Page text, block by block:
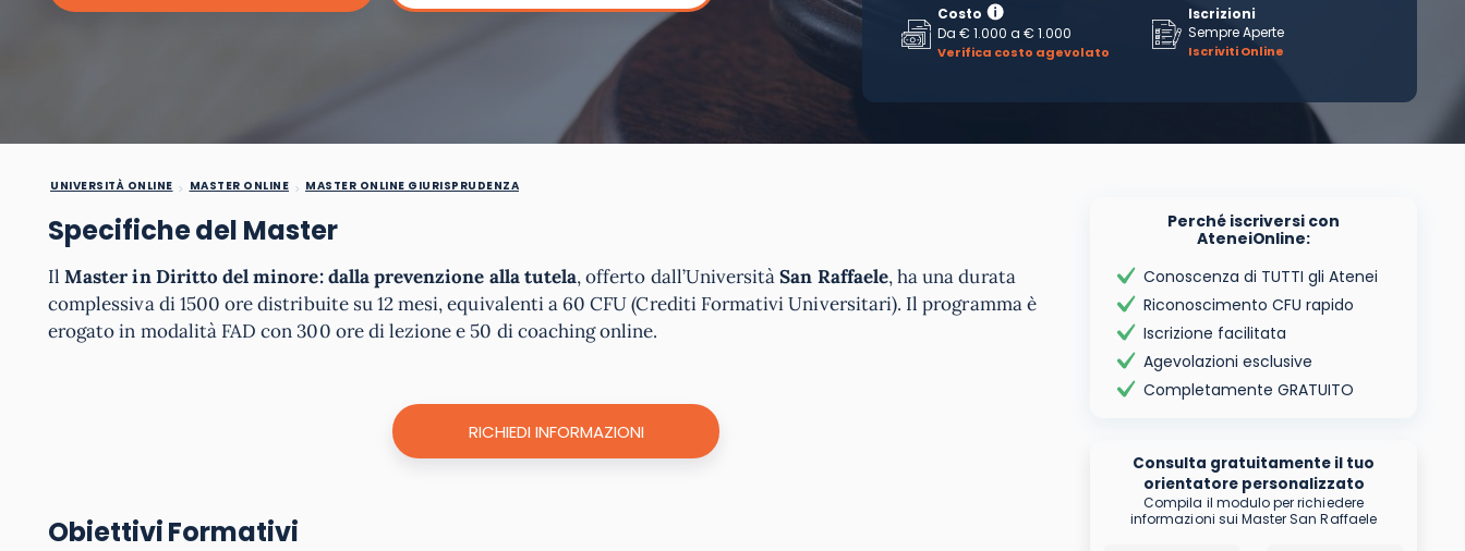
Costo
Da € 1.000 a € 1.000
Verifica costo agevolato
Iscrizioni
Sempre Aperte
Iscriviti Online
UNIVERSITÀ ONLINE MASTER ONLINE MASTER ONLINE GIURISPRUDENZA
Specifiche del Master
IlMaster inDiritto del minore: dalla prevenzione alla tutela, offerto dall’UniversitàSan Raffaele, ha una durata
complessiva di 1500 ore distribuite su 12 mesi, equivalenti a 60 CFU (Crediti Formativi Universitari). Il programma è
erogato in modalità FAD con 300 ore di lezione e 50 di coaching online.
RICHIEDI INFORMAZIONI
Obiettivi Formativi
Perché iscriversi con
AteneiOnline:
Conoscenza di TUTTI gli Atenei
Riconoscimento CFU rapido
Iscrizione facilitata
Agevolazioni esclusive
Completamente GRATUITO
Consulta gratuitamente il tuo
orientatore personalizzato
Compila il modulo per richiedere
informazioni sui Master San Raffaele